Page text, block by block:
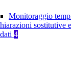
Monitoraggio
sostitutive
4